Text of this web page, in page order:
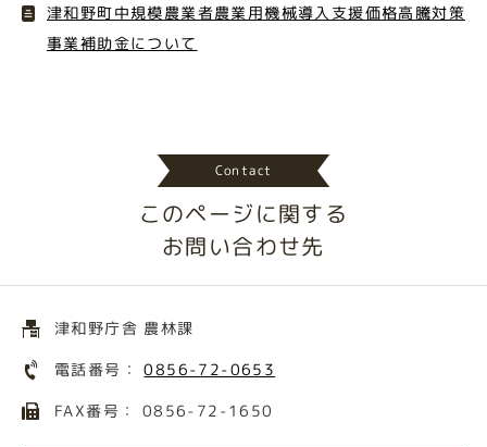
津和野町中規模農業者農業用機械導入支援価格高騰対策
事業補助金について
Contact
このページに関する
お問い合わせ先
津和野庁舎 農林課
電話番号：0856-72-0653
FAX番号： 0856-72-1650